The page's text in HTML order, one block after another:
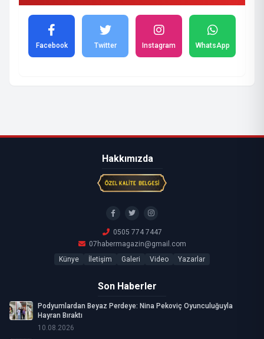
Facebook Twitter Instagram WhatsApp
Hakkımızda
0505 774 7447
07habermagazin@gmail.com
Künye
İletişim Galeri Video Yazarlar
Son Haberler
Podyumlardan Beyaz Perdeye: Nina Pekoviç Oyunculuğuyla
Hayran Bıraktı
10.08.2026